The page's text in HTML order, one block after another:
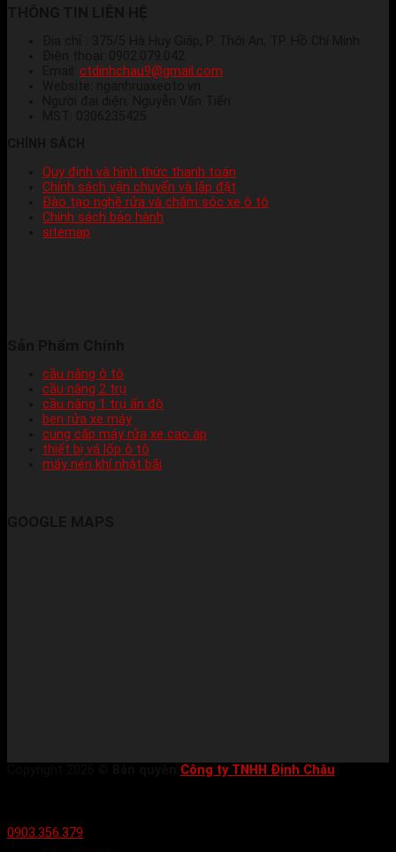
ctdinhchau9@gmail.com
Quy định và hình thức thanh toán
Chính sách vận chuyển và lắp đặt
Đào tạo nghề rửa và chăm sóc xe ô tô
Chính sách bảo hành
sitemap
cầu nâng ô tô
cầu nâng 2 trụ
cầu nâng 1 trụ ấn độ
ben rửa xe máy
cung cấp máy rửa xe cao áp
thiết bị vá lốp ô tô
máy nén khí nhật bãi
Công ty TNHH Định Châu
0903.356.379